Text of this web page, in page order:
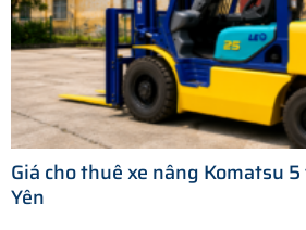
Giá cho thuê xe nâng Komatsu
Yên